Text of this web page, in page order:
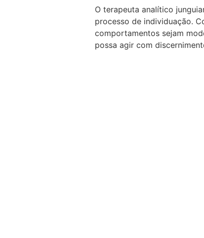
O terapeuta analítico
processo de individuação.
comportamentos sejam
possa agir com